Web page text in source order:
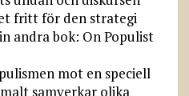
fritt för den strategi
andra bok: On Populist
mot en speciell
samverkar olika